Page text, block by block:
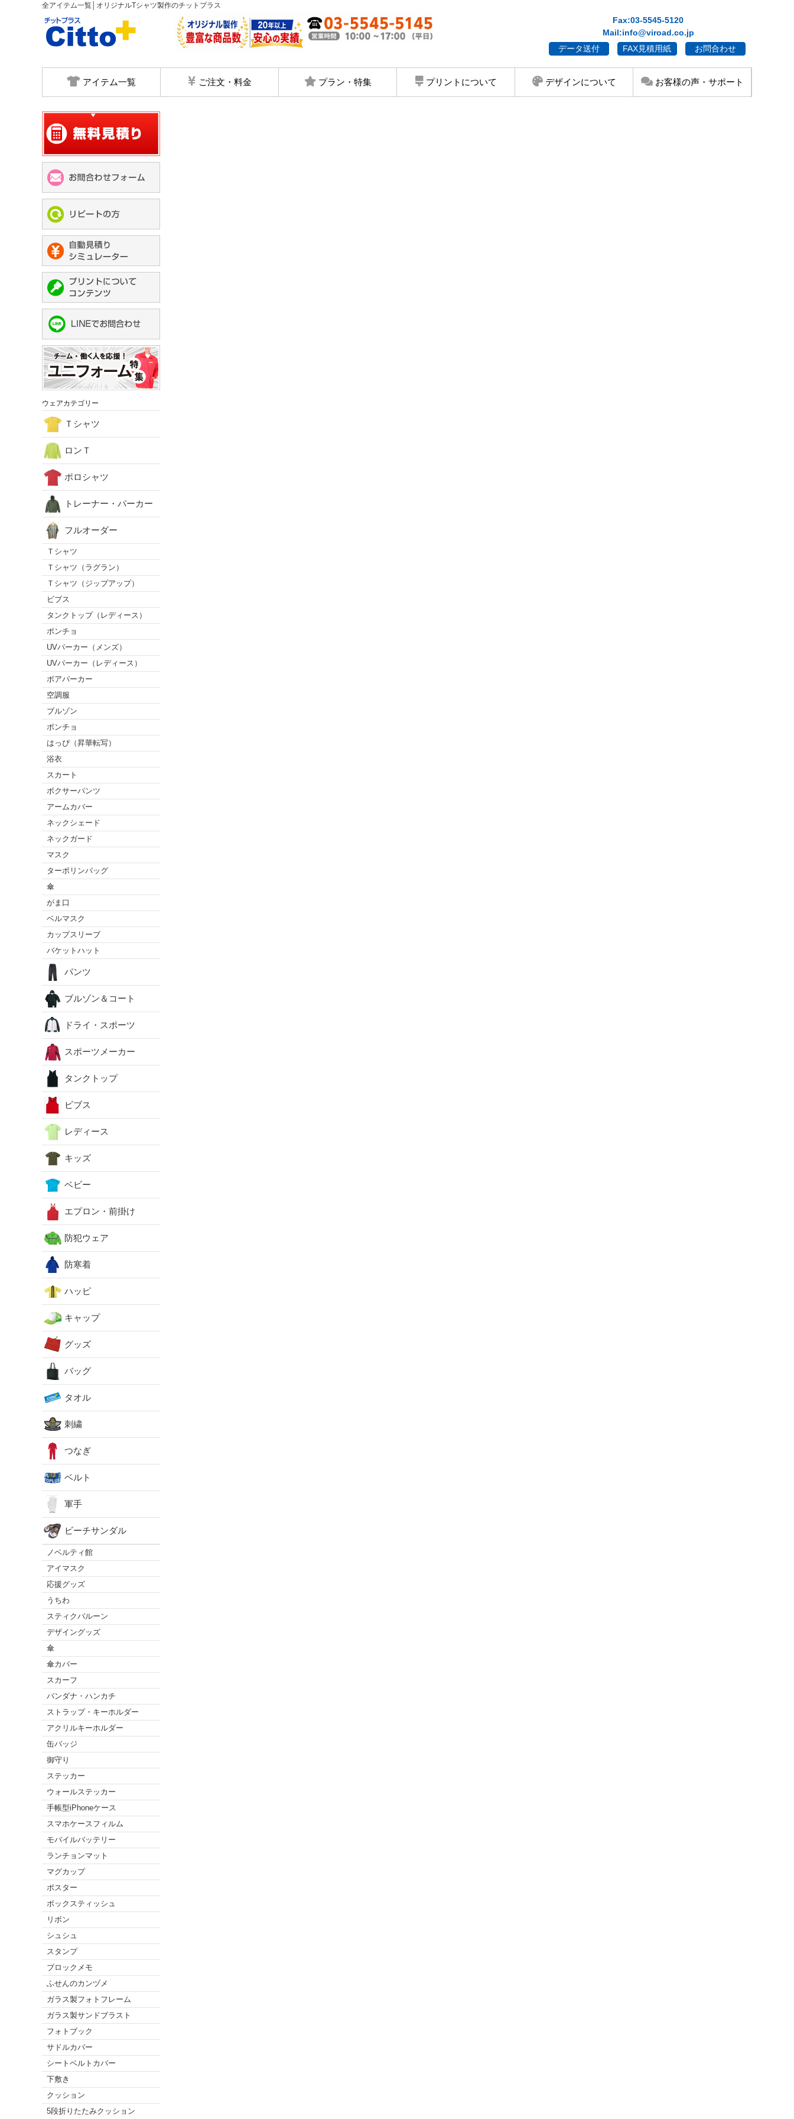
全アイテム一覧│オリジナルTシャツ製作のチットプラス
Fax:03-5545-5120
Mail:info@viroad.co.jp
データ送付
FAX見積用紙 お問合わせ
アイテム一覧 ご注文・料金 プラン・特集 プリントについて デザインについて お客様の声・サポート
ウェアカテゴリー
Ｔシャツ
ロンＴ
ポロシャツ
トレーナー・パーカー
フルオーダー
Ｔシャツ
Ｔシャツ（ラグラン）
Ｔシャツ（ジップアップ）
ビブス
タンクトップ（レディース）
ポンチョ
UVパーカー（メンズ）
UVパーカー（レディース）
ボアパーカー
空調服
ブルゾン
ポンチョ
はっぴ（昇華転写）
浴衣
スカート
ボクサーパンツ
アームカバー
ネックシェード
ネックガード
マスク
ターポリンバッグ
傘
がま口
ベルマスク
カップスリーブ
バケットハット
パンツ
ブルゾン＆コート
ドライ・スポーツ
スポーツメーカー
タンクトップ
ビブス
レディース
キッズ
ベビー
エプロン・前掛け
防犯ウェア
防寒着
ハッピ
キャップ
グッズ
バッグ
タオル
刺繍
つなぎ
ベルト
軍手
ビーチサンダル
ノベルティ館
アイマスク
応援グッズ
うちわ
スティクバルーン
デザイングッズ
傘
傘カバー
スカーフ
バンダナ・ハンカチ
ストラップ・キーホルダー
アクリルキーホルダー
缶バッジ
御守り
ステッカー
ウォールステッカー
手帳型iPhoneケース
スマホケースフィルム
モバイルバッテリー
ランチョンマット
マグカップ
ポスター
ボックスティッシュ
リボン
シュシュ
スタンプ
ブロックメモ
ふせんのカンヅメ
ガラス製フォトフレーム
ガラス製サンドブラスト
フォトブック
サドルカバー
シートベルトカバー
下敷き
クッション
5段折りたたみクッション